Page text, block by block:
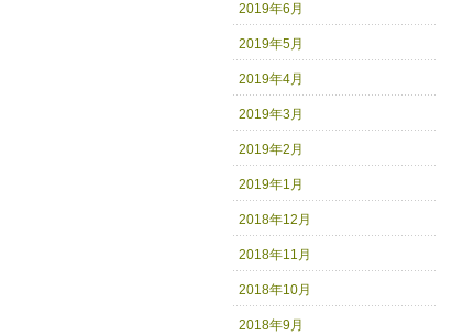
2019年6月
2019年5月
2019年4月
2019年3月
2019年2月
2019年1月
2018年12月
2018年11月
2018年10月
2018年9月